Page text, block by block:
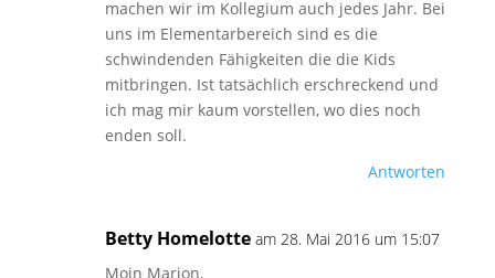
machen wir im Kollegium auch jedes Jahr. Bei
uns im Elementarbereich sind es die
schwindenden Fähigkeiten die die Kids
mitbringen. Ist tatsächlich erschreckend und
ich mag mir kaum vorstellen, wo dies noch
enden soll.
Antworten
Betty Homelotte am 28. Mai 2016 um 15:07
Moin Marion,